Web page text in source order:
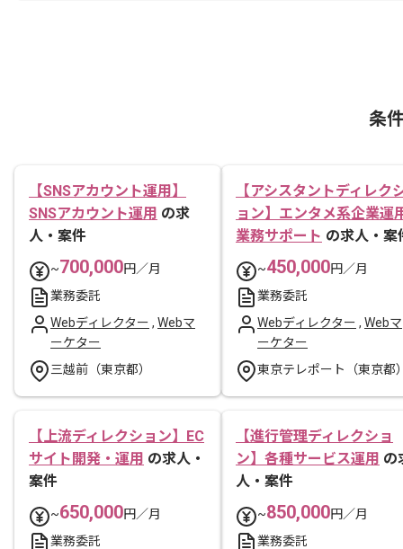
条
【SNSアカウント運用】
SNSアカウント運用 の求
人・案件
~700,000円／月
業務委託
Webディレクター , Webマ
ーケター
三越前（東京都）
【アシスタントディレク
ョン】エンタメ系企業運
業務サポート の求人・案
~450,000円／月
業務委託
Webディレクター , Webマ
ーケター
東京テレポート（東京都
【上流ディレクション】EC
サイト開発・運用 の求人・
案件
~650,000円／月
業務委託
【進行管理ディレクショ
ン】各種サービス運用 の
人・案件
~850,000円／月
業務委託